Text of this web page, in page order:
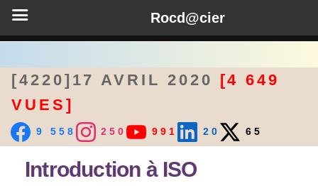
[4220]17 AVRIL 2020 [4 649
VUES]
9 558 250 991 20 65
Introduction à ISO
Rocd@cier